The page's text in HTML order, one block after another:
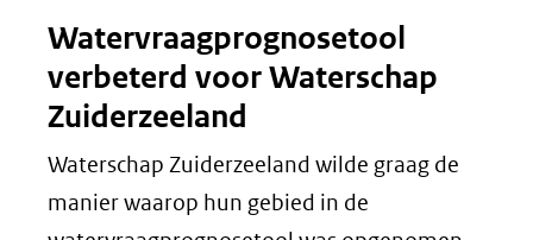
Watervraagprognosetool
verbeterd voor Waterschap
Zuiderzeeland
Waterschap Zuiderzeeland wilde graag de
manier waarop hun gebied in de